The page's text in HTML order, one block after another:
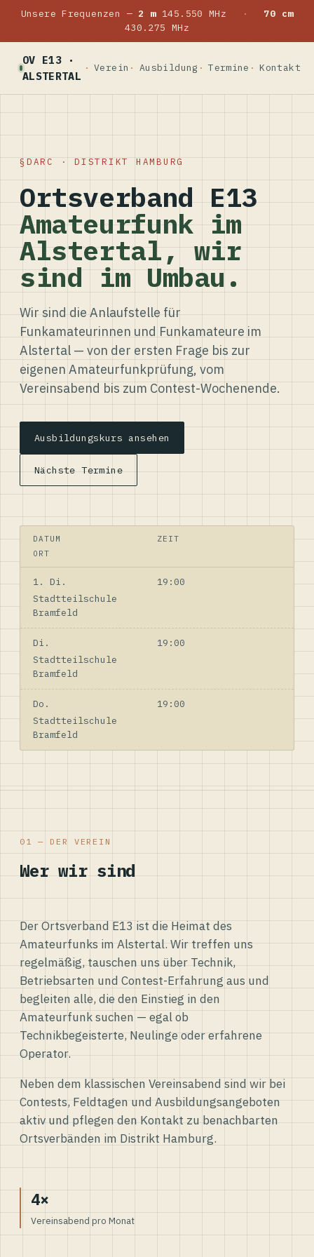
Unsere Frequenzen — 2 m145.550 MHz ·
70 cm
430.275 MHz
OV E13 ·
ALSTERTAL
Verein Ausbildung Termine Kontakt
DARC · DISTRIKT HAMBURG
Ortsverband E13
Amateurfunk im
Alstertal, wir
sind im Umbau.
Wir sind die Anlaufstelle für
Funkamateurinnen und Funkamateure im
Alstertal — von der ersten Frage bis zur
eigenen Amateurfunkprüfung, vom
Vereinsabend bis zum Contest-Wochenende.
Ausbildungskurs ansehen
Nächste Termine
DATUM
ZEIT
ORT
1. Di.
19:00
Stadtteilschule
Bramfeld
Di.
19:00
Stadtteilschule
Bramfeld
Do.
19:00
Stadtteilschule
Bramfeld
01 — DER VEREIN
Wer wir sind
Der Ortsverband E13 ist die Heimat des
Amateurfunks im Alstertal. Wir treffen uns
regelmäßig, tauschen uns über Technik,
Betriebsarten und Contest-Erfahrung aus und
begleiten alle, die den Einstieg in den
Amateurfunk suchen — egal ob
Technikbegeisterte, Neulinge oder erfahrene
Operator.
Neben dem klassischen Vereinsabend sind wir bei
Contests, Feldtagen und Ausbildungsangeboten
aktiv und pflegen den Kontakt zu benachbarten
Ortsverbänden im Distrikt Hamburg.
4×
Vereinsabend pro Monat